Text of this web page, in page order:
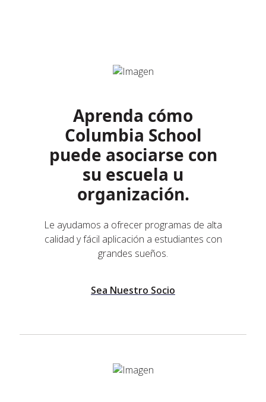
Aprenda cómo
Columbia School
puede asociarse con
su escuela u
organización.
Le ayudamos a ofrecer programas de alta
calidad y fácil aplicación a estudiantes con
grandes sueños.
Sea Nuestro Socio